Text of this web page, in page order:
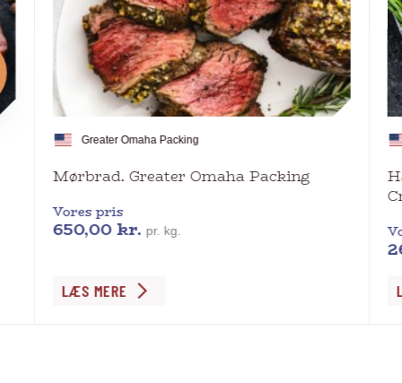
Greater Omaha Packing
Mørbrad. Greater Omaha Packing
Vores pris
650,00kr. pr. kg.
Dette
LÆS MERE